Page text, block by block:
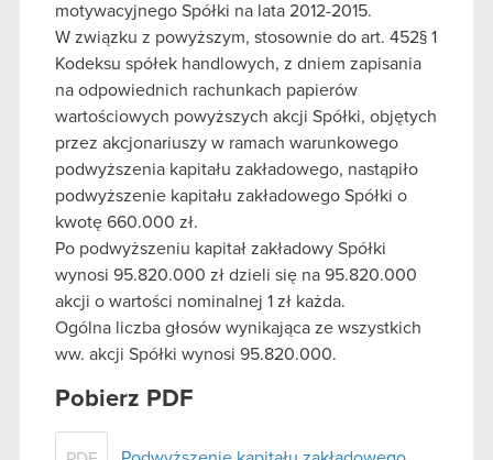
motywacyjnego Spółki na lata 2012-2015.
W związku z powyższym, stosownie do art. 452§ 1
Kodeksu spółek handlowych, z dniem zapisania
na odpowiednich rachunkach papierów
wartościowych powyższych akcji Spółki, objętych
przez akcjonariuszy w ramach warunkowego
podwyższenia kapitału zakładowego, nastąpiło
podwyższenie kapitału zakładowego Spółki o
kwotę 660.000 zł.
Po podwyższeniu kapitał zakładowy Spółki
wynosi 95.820.000 zł dzieli się na 95.820.000
akcji o wartości nominalnej 1 zł każda.
Ogólna liczba głosów wynikająca ze wszystkich
ww. akcji Spółki wynosi 95.820.000.
Pobierz PDF